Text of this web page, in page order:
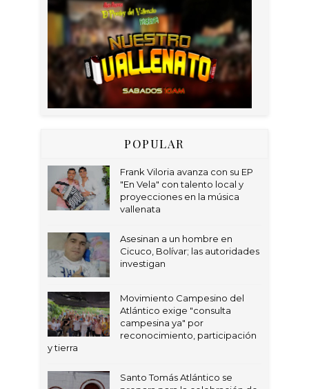
POPULAR
Frank Viloria avanza con su EP
"En Vela" con talento local y
proyecciones en la música
vallenata
Asesinan a un hombre en
Cicuco, Bolívar; las autoridades
investigan
Movimiento Campesino del
Atlántico exige "consulta
campesina ya" por
reconocimiento, participación
y tierra
Santo Tomás Atlántico se